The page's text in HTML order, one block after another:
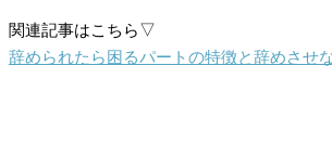
関連記事はこちら▽
辞められたら困るパートの特徴と辞めさせ